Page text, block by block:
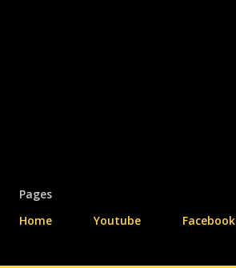
Pages
Home
Youtube Facebook